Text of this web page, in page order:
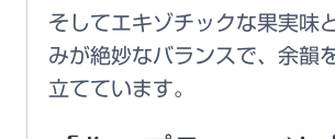
そしてエキゾチックな果実味
みが絶妙なバランスで、余韻
立てています。